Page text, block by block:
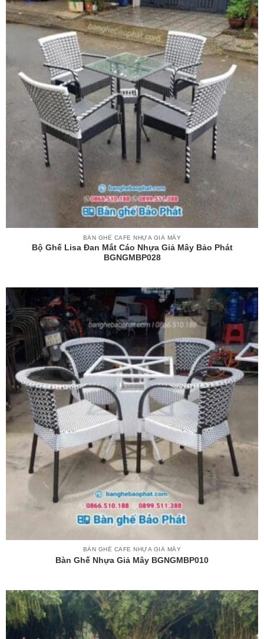
BÀN GHẾ CAFE NHỰA GIẢ MÂY
Bộ Ghế Lisa Đan Mắt Cáo Nhựa Giả Mây Bảo Phát
BGNGMBP028
BÀN GHẾ CAFE NHỰA GIẢ MÂY
Bàn Ghế Nhựa Giả Mây BGNGMBP010